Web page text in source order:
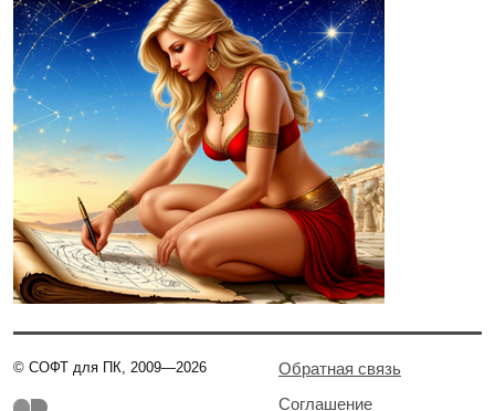
© СОФТ для ПК, 2009—2026
Обратная связь
Соглашение